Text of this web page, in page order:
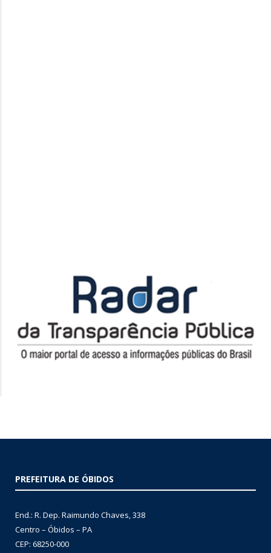
PREFEITURA DE ÓBIDOS
End.: R. Dep. Raimundo Chaves, 338
Centro – Óbidos – PA
CEP: 68250-000